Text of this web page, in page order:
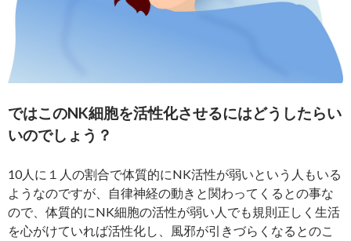
ではこのNK細胞を活性化させるにはどうしたらい
いのでしょう？
10人に１人の割合で体質的にNK活性が弱いという人もいる
ようなのですが、自律神経の動きと関わってくるとの事な
ので、体質的にNK細胞の活性が弱い人でも規則正しく生活
を心がけていれば活性化し、風邪が引きづらくなるとのこ